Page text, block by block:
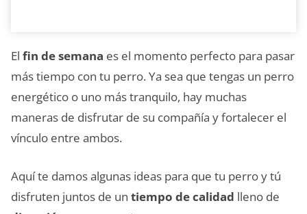
El fin de semana es el momento perfecto para pasar
más tiempo con tu perro. Ya sea que tengas un perro
energético o uno más tranquilo, hay muchas
maneras de disfrutar de su compañía y fortalecer el
vínculo entre ambos.
Aquí te damos algunas ideas para que tu perro y tú
disfruten juntos de un tiempo de calidad lleno de